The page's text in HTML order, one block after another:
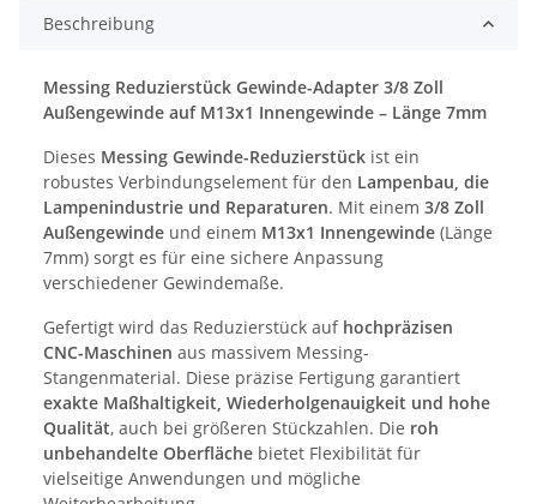
Beschreibung
Messing Reduzierstück Gewinde-Adapter 3/8 Zoll
Außengewinde auf M13x1 Innengewinde – Länge 7mm
Dieses Messing Gewinde-Reduzierstück ist ein
robustes Verbindungselement für den Lampenbau, die
Lampenindustrie und Reparaturen. Mit einem 3/8 Zoll
Außengewinde und einem M13x1 Innengewinde (Länge
7mm) sorgt es für eine sichere Anpassung
verschiedener Gewindemaße.
Gefertigt wird das Reduzierstück auf hochpräzisen
CNC-Maschinen aus massivem Messing-
Stangenmaterial. Diese präzise Fertigung garantiert
exakte Maßhaltigkeit, Wiederholgenauigkeit und hohe
Qualität, auch bei größeren Stückzahlen. Die roh
unbehandelte Oberfläche bietet Flexibilität für
vielseitige Anwendungen und mögliche